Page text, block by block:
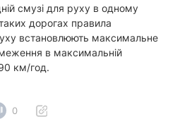
смузі для руху в одному
дорогах правила
встановлюють максимальне
в максимальній
км/год.
0